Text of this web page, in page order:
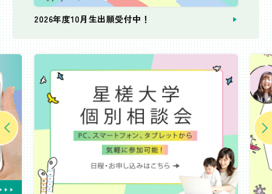
2026年度10月生出願受付中！